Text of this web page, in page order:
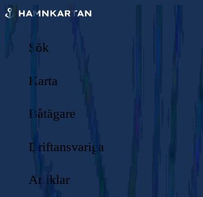
Sök
Karta
Båtägare
Driftansvariga
Artiklar